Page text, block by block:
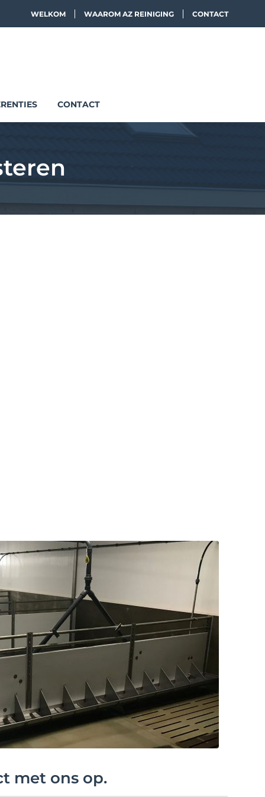
WELKOM WAAROM AZ REINIGING CONTACT
CONTACT
met ons op.